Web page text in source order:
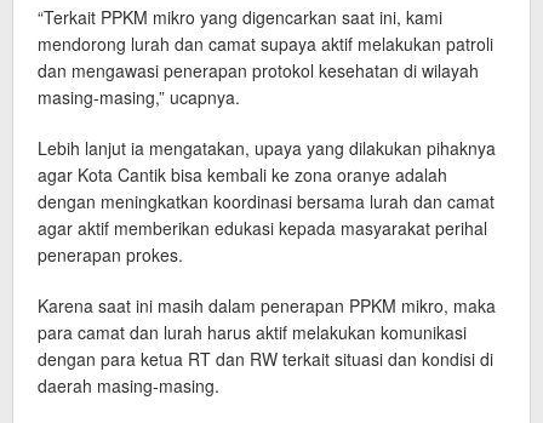
“Terkait PPKM mikro yang digencarkan saat ini, kami
mendorong lurah dan camat supaya aktif melakukan patroli
dan mengawasi penerapan protokol kesehatan di wilayah
masing-masing,” ucapnya.
Lebih lanjut ia mengatakan, upaya yang dilakukan pihaknya
agar Kota Cantik bisa kembali ke zona oranye adalah
dengan meningkatkan koordinasi bersama lurah dan camat
agar aktif memberikan edukasi kepada masyarakat perihal
penerapan prokes.
Karena saat ini masih dalam penerapan PPKM mikro, maka
para camat dan lurah harus aktif melakukan komunikasi
dengan para ketua RT dan RW terkait situasi dan kondisi di
daerah masing-masing.